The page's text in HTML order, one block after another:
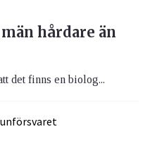
hårdare än
det finns en biolog...